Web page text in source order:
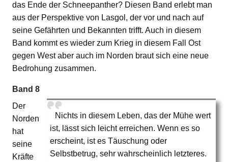
das Ende der Schneepanther? Diesen Band erlebt man
aus der Perspektive von Lasgol, der vor und nach auf
seine Gefährten und Bekannten trifft. Auch in diesem
Band kommt es wieder zum Krieg in diesem Fall Ost
gegen West aber auch im Norden braut sich eine neue
Bedrohung zusammen.
Band 8
Nichts in diesem Leben, das der Mühe wert
ist, lässt sich leicht erreichen. Wenn es so
erscheint, ist es Täuschung oder
Selbstbetrug, sehr wahrscheinlich letzteres.
Der
Norden
hat
seine
Kräfte